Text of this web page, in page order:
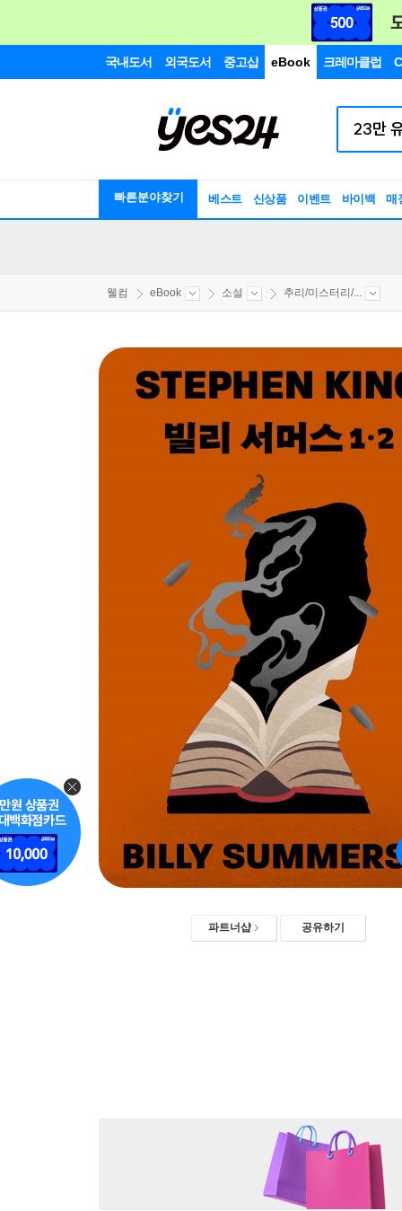
국내도서 외국도서 중고샵 eBook 크레마클럽
빠른분야찾기 베스트 신상품 이벤트 바이백 매
웰컴 eBook 소설 추리/미스터리/...
파트너샵 공유하기